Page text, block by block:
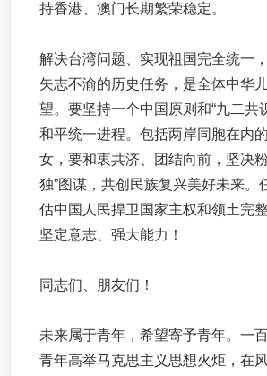
持香港、澳门长期繁荣稳定。
解决台湾问题、实现祖国完全统一
矢志不渝的历史任务，是全体中华
望。要坚持一个中国原则和“九二共
和平统一进程。包括两岸同胞在内
女，要和衷共济、团结向前，坚决
独”图谋，共创民族复兴美好未来。
估中国人民捍卫国家主权和领土完
坚定意志、强大能力！
同志们、朋友们！
未来属于青年，希望寄予青年。一
青年高举马克思主义思想火炬，在